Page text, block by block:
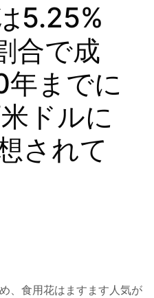
5.25%
合で成
までに
ドルに
されて
、食用花はますます人気が